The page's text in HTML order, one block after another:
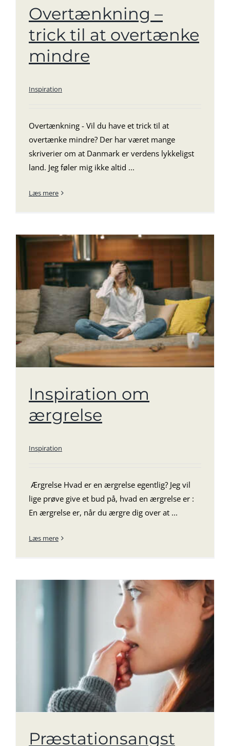
Overtænkning –
trick til at overtænke
mindre
Inspiration
Overtænkning - Vil du have et trick til at
overtænke mindre? Der har været mange
skriverier om at Danmark er verdens lykkeligst
land. Jeg føler mig ikke altid ...
Læs mere
Inspiration om
ærgrelse
Inspiration
Ærgrelse Hvad er en ærgrelse egentlig? Jeg vil
lige prøve give et bud på, hvad en ærgrelse er :
En ærgrelse er, når du ærgre dig over at ...
Læs mere
Præstationsangst